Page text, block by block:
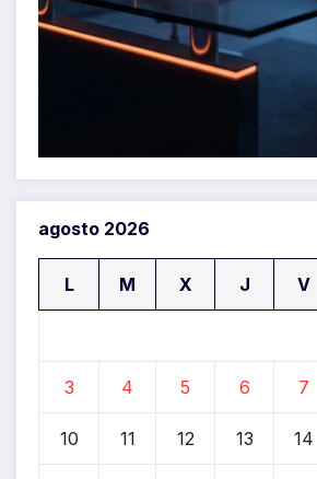
agosto 2026
L M X J V
3 4 5 6 7
10 11 12 13 14